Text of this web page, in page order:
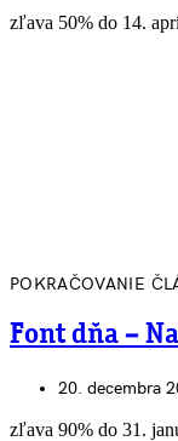
zľava 50% do 14.
POKRAČOVANIE
Font dňa –
20. decembra
zľava 90% do 31.